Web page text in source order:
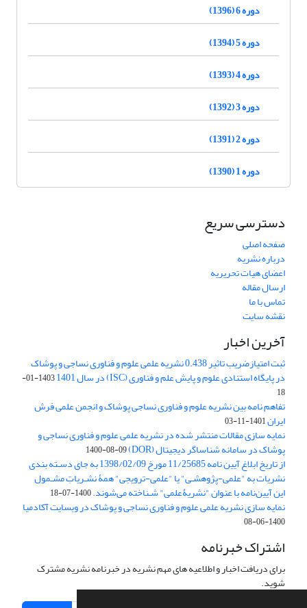
دوره 6 (1396)
دوره 5 (1394)
دوره 4 (1393)
دوره 3 (1392)
دوره 2 (1391)
دوره 1 (1390)
دسترسی سریع
صفحه اصلی
درباره نشریه
اعضای هیات تحریریه
ارسال مقاله
تماس با ما
نقشه سایت
آخرین اخبار
ثبت امتیازضریب تاثیر 0.438 نشریه علمی علوم و فناوری نساجی و پوشاک
در پایگاه استنادی علوم و پایش علم و فناوری (ISC) در سال 1401
1403-01-
18
تفاهم نامه بین نشریه علوم و فناوری نساجی پوشاک و انجمن علمی فرش
ایران1401-11-03
نمایه سازی مقالات منتشر شده در نشریه علمی علوم و فناوری نساجی و
پوشاک در سامانه شناساگر دیجیتال (DOR) 1400-08-09
از تاریخ ابلاغ آیین نامه 11/25685 مورخ 1398/02/09 به جای دسـته بندی
نشریات به "علمی-پژوهشـی" یا "علمی-ترویجی" همۀ نشـریاتِ مشـمول
این آیین‌نامه با عنوان "نشریۀعلمی" شـناخته می‌شوند.1400-07-18
نمایه سازی نشریه علمی علوم و فناوری نساجی و پوشاک در وبسایت آکادمیا
1400-06-08
اشتراک خبرنامه
برای دریافت اخبار و اطلاعیه های مهم نشریه در خبرنامه نشریه مشترک
شوید.